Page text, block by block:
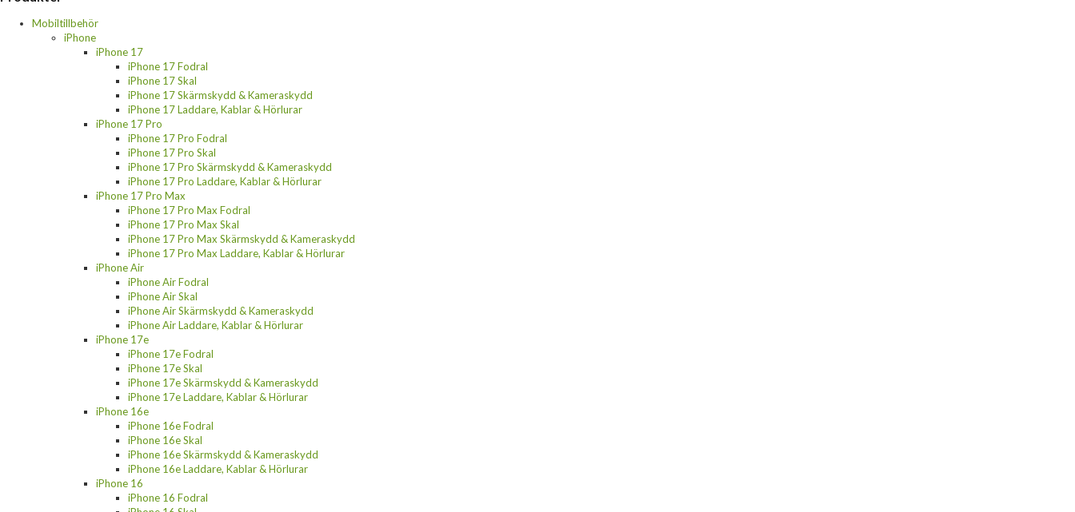
Mobiltillbehör
iPhone
iPhone 17
iPhone 17 Fodral
iPhone 17 Skal
iPhone 17 Skärmskydd & Kameraskydd
iPhone 17 Laddare, Kablar & Hörlurar
iPhone 17 Pro
iPhone 17 Pro Fodral
iPhone 17 Pro Skal
iPhone 17 Pro Skärmskydd & Kameraskydd
iPhone 17 Pro Laddare, Kablar & Hörlurar
iPhone 17 Pro Max
iPhone 17 Pro Max Fodral
iPhone 17 Pro Max Skal
iPhone 17 Pro Max Skärmskydd & Kameraskydd
iPhone 17 Pro Max Laddare, Kablar & Hörlurar
iPhone Air
iPhone Air Fodral
iPhone Air Skal
iPhone Air Skärmskydd & Kameraskydd
iPhone Air Laddare, Kablar & Hörlurar
iPhone 17e
iPhone 17e Fodral
iPhone 17e Skal
iPhone 17e Skärmskydd & Kameraskydd
iPhone 17e Laddare, Kablar & Hörlurar
iPhone 16e
iPhone 16e Fodral
iPhone 16e Skal
iPhone 16e Skärmskydd & Kameraskydd
iPhone 16e Laddare, Kablar & Hörlurar
iPhone 16
iPhone 16 Fodral